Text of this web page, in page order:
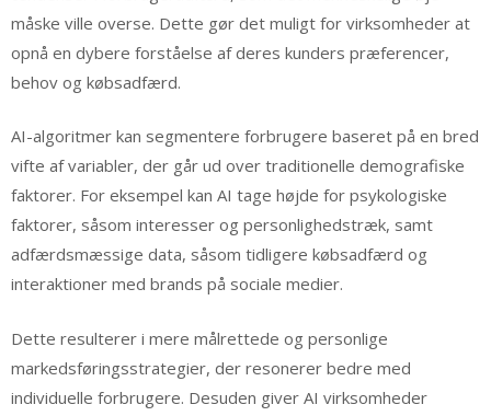
måske ville overse. Dette gør det muligt for virksomheder at
opnå en dybere forståelse af deres kunders præferencer,
behov og købsadfærd.
AI-algoritmer kan segmentere forbrugere baseret på en bred
vifte af variabler, der går ud over traditionelle demografiske
faktorer. For eksempel kan AI tage højde for psykologiske
faktorer, såsom interesser og personlighedstræk, samt
adfærdsmæssige data, såsom tidligere købsadfærd og
interaktioner med brands på sociale medier.
Dette resulterer i mere målrettede og personlige
markedsføringsstrategier, der resonerer bedre med
individuelle forbrugere. Desuden giver AI virksomheder